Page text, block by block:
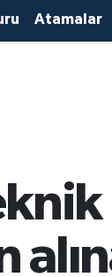
Atamalar